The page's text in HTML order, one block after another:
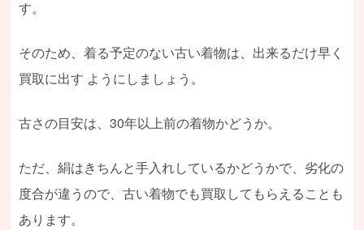
す。
そのため、着る予定のない古い着物は、出来るだけ早く
買取に出す ようにしましょう。
古さの目安は、30年以上前の着物かどうか。
ただ、絹はきちんと手入れしているかどうかで、劣化の
度合が違うので、古い着物でも買取してもらえることも
あります。